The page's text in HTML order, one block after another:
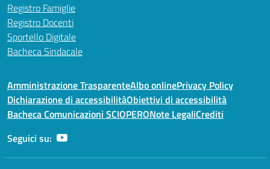
Registro Famiglie
Registro Docenti
Sportello Digitale
Bacheca Sindacale
Amministrazione TrasparenteAlbo onlinePrivacy Policy
Dichiarazione di accessibilitàObiettivi di accessibilità
Bacheca Comunicazioni SCIOPERONote LegaliCrediti
Seguici su: